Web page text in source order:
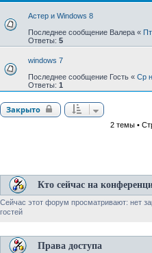
Астер и Windows 8
Последнее сообщение Валера «
Ответы: 5
windows 7
Последнее сообщение Гость « Ср
Ответы: 1
Закрыто
2 темы •
Кто сейчас на
Сейчас этот форум просматривают: нет
гостей
Права доступа